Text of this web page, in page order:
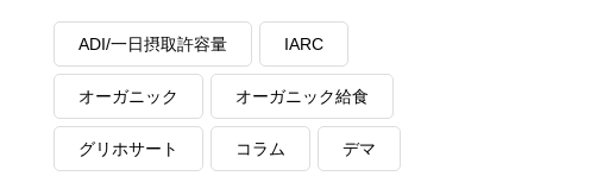
ADI/一日摂取許容量 IARC
オーガニック オーガニック給食
グリホサート コラム デマ